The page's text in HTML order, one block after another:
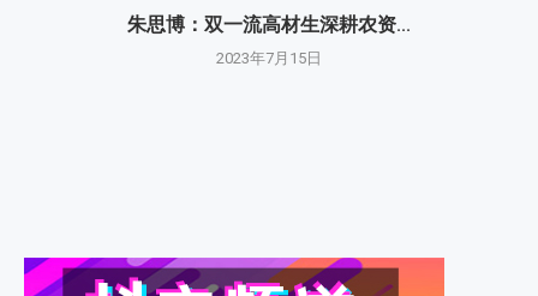
朱思博：双一流高材生深耕农资...
2023年7月15日